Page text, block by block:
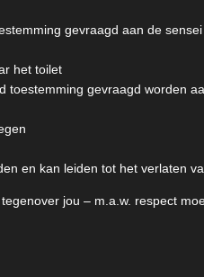
gevraagd aan de sensei
het toilet
toestemming gevraagd worden
en kan leiden tot het verlaten
jou – m.a.w. respect